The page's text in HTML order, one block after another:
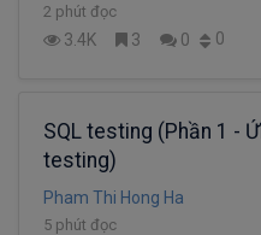
2 phút đọc
3.4K 3 0 0
SQL testing (Phần 1 -
testing)
Pham Thi Hong Ha
5 phút đọc